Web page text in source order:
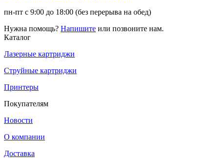
пн-пт с 9:00 до 18:00 (без перерыва на обед)
Нужна помощь? Напишите или позвоните нам.
Каталог
Лазерные картриджи
Струйные картриджи
Принтеры
Покупателям
Новости
О компании
Доставка